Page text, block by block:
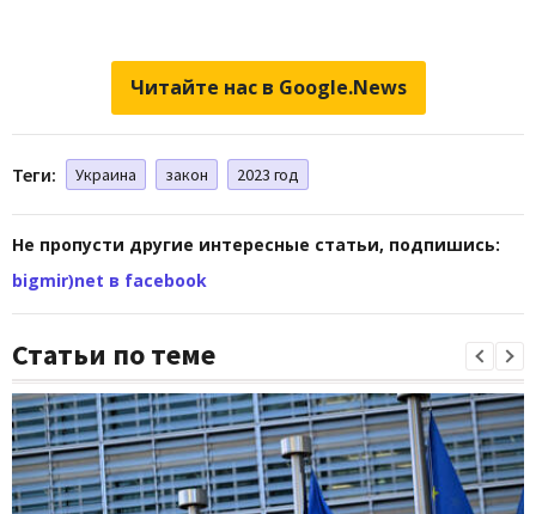
Читайте нас в Google.News
Теги: Украина закон 2023 год
Не пропусти другие интересные статьи, подпишись:
bigmir)net в facebook
Статьи по теме